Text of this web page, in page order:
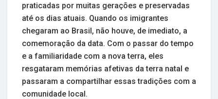
praticadas por muitas gerações e preservadas
até os dias atuais. Quando os imigrantes
chegaram ao Brasil, não houve, de imediato, a
comemoração da data. Com o passar do tempo
e a familiaridade com a nova terra, eles
resgataram memórias afetivas da terra natal e
passaram a compartilhar essas tradições com a
comunidade local.